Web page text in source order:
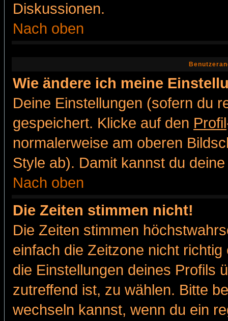
Diskussionen.
Nach oben
Wie ändere ich meine
Deine Einstellungen (sofern du
gespeichert. Klicke auf den Profil
normalerweise am oberen
Style ab). Damit kannst du
Nach oben
Die Zeiten stimmen nicht!
Die Zeiten stimmen
einfach die Zeitzone nicht
die Einstellungen deines Profils
zutreffend ist, zu wählen. Bitte
wechseln kannst, wenn du ein